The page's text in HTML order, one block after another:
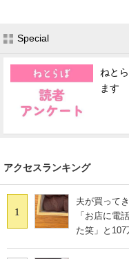
Special
ねと
ます
アクセスランキング
1
夫が買って
「お店に電
た笑」と107